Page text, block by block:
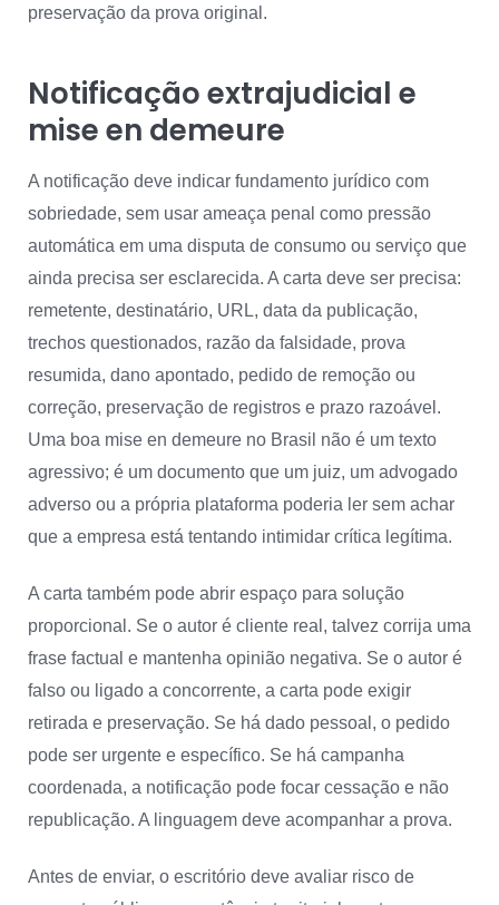
preservação da prova original.
Notificação extrajudicial e
mise en demeure
A notificação deve indicar fundamento jurídico com
sobriedade, sem usar ameaça penal como pressão
automática em uma disputa de consumo ou serviço que
ainda precisa ser esclarecida. A carta deve ser precisa:
remetente, destinatário, URL, data da publicação,
trechos questionados, razão da falsidade, prova
resumida, dano apontado, pedido de remoção ou
correção, preservação de registros e prazo razoável.
Uma boa mise en demeure no Brasil não é um texto
agressivo; é um documento que um juiz, um advogado
adverso ou a própria plataforma poderia ler sem achar
que a empresa está tentando intimidar crítica legítima.
A carta também pode abrir espaço para solução
proporcional. Se o autor é cliente real, talvez corrija uma
frase factual e mantenha opinião negativa. Se o autor é
falso ou ligado a concorrente, a carta pode exigir
retirada e preservação. Se há dado pessoal, o pedido
pode ser urgente e específico. Se há campanha
coordenada, a notificação pode focar cessação e não
republicação. A linguagem deve acompanhar a prova.
Antes de enviar, o escritório deve avaliar risco de